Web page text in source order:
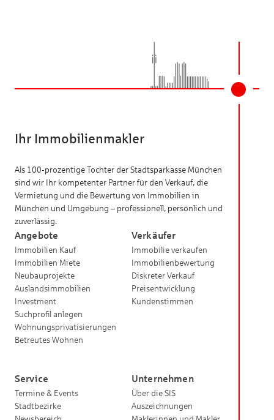
Ihr Immobilienmakler
Als 100-prozentige Tochter der Stadtsparkasse München
sind wir Ihr kompetenter Partner für den Verkauf, die
Vermietung und die Bewertung von Immobilien in
München und Umgebung – professionell, persönlich und
zuverlässig.
Angebote
Immobilien Kauf
Immobilien Miete
Neubauprojekte
Auslandsimmobilien
Investment
Suchprofil anlegen
Wohnungsprivatisierungen
Betreutes Wohnen
Verkäufer
Immobilie verkaufen
Immobilienbewertung
Diskreter Verkauf
Preisentwicklung
Kundenstimmen
Service
Termine & Events
Stadtbezirke
Unternehmen
Über die SIS
Auszeichnungen